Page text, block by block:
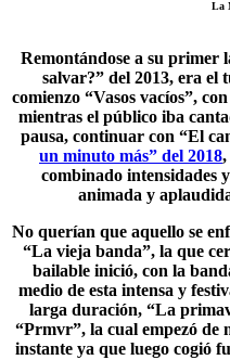
La
Remontándose a su primer
salvar?” del 2013, era el
comienzo “Vasos vacíos”,
mientras el público iba
pausa, continuar con “El
un minuto más” del 2018,
combinado intensidades
animada y
No querían que aquello se
“La vieja banda”, la que
bailable inició, con la
medio de esta intensa y
larga duración, “La
“Prmvr”, la cual empezó de
instante ya que luego cogió